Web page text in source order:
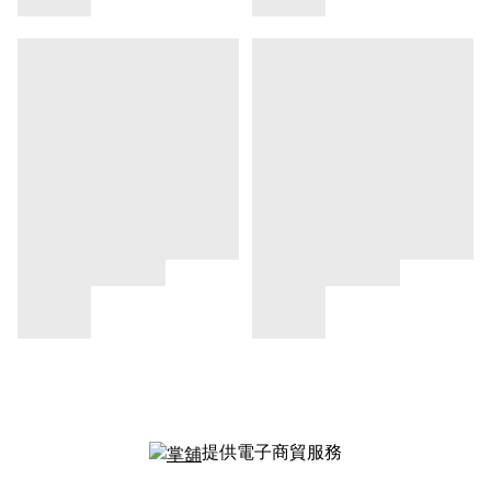
提供電子商貿服務